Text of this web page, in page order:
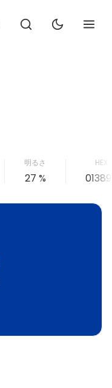
明るさ
27 %
HEX